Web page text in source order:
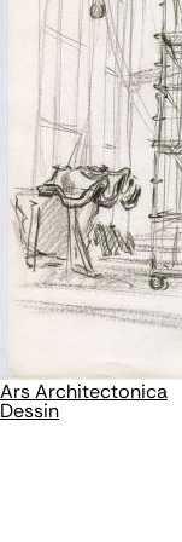
Ars Architectonica
Dessin